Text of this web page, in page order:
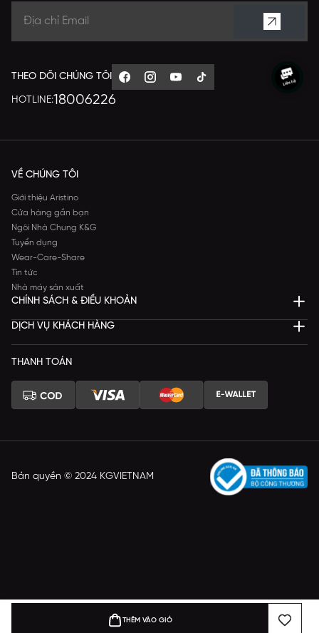
THÊM VÀO GIỎ
THEO DÕI CHÚNG TÔI
HOTLINE:18006226
VỀ CHÚNG TÔI
Giới thiệu Aristino
Cửa hàng gần bạn
Ngôi Nhà Chung K&G
Tuyển dụng
Wear-Care-Share
Tin tức
Nhà máy sản xuất
CHÍNH SÁCH & ĐIỀU KHOẢN
DỊCH VỤ KHÁCH HÀNG
THANH TOÁN
Bản quyền © 2024 KGVIETNAM